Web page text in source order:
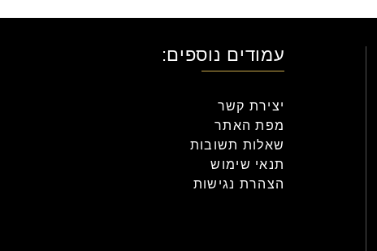
עמודים נוספים:
יצירת קשר
מפת האתר
שאלות תשובות
תנאי שימוש
הצהרת נגישות